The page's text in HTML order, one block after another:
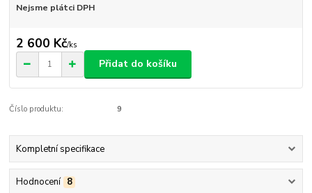
Nejsme plátci DPH
2 600 Kč/ks
Přidat do košíku
Číslo produktu: 9
Kompletní specifikace
Hodnocení 8